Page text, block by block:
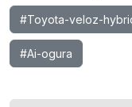
#Toyota-veloz-
#Ai-ogura